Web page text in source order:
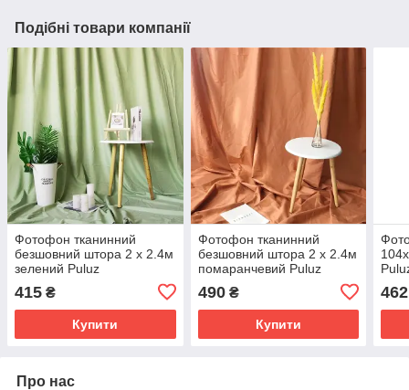
Подібні товари компанії
Фотофон тканинний
безшовний штора 2 x 2.4м
зелений Puluz
415 ₴
Купити
Фотофон тканинний
безшовний штора 2 x 2.4м
помаранчевий Puluz
490₴
Купити
462
Про нас